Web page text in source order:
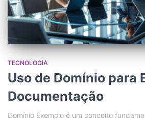
TECNOLOGIA
Uso de Domínio para
Documentação
Domínio Exemplo é um conceito